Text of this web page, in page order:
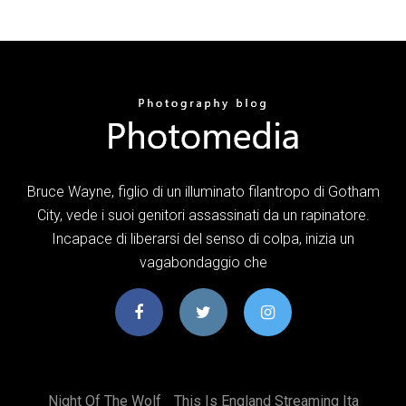
Bruce Wayne, figlio di un illuminato filantropo di Gotham
City, vede i suoi genitori assassinati da un rapinatore.
Incapace di liberarsi del senso di colpa, inizia un
vagabondaggio che
Night Of The Wolf This Is England Streaming Ita